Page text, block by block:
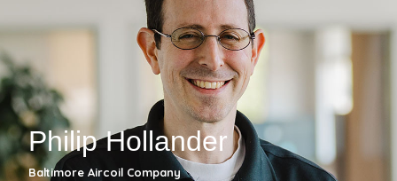
Philip Hollander
Baltimore Aircoil Company